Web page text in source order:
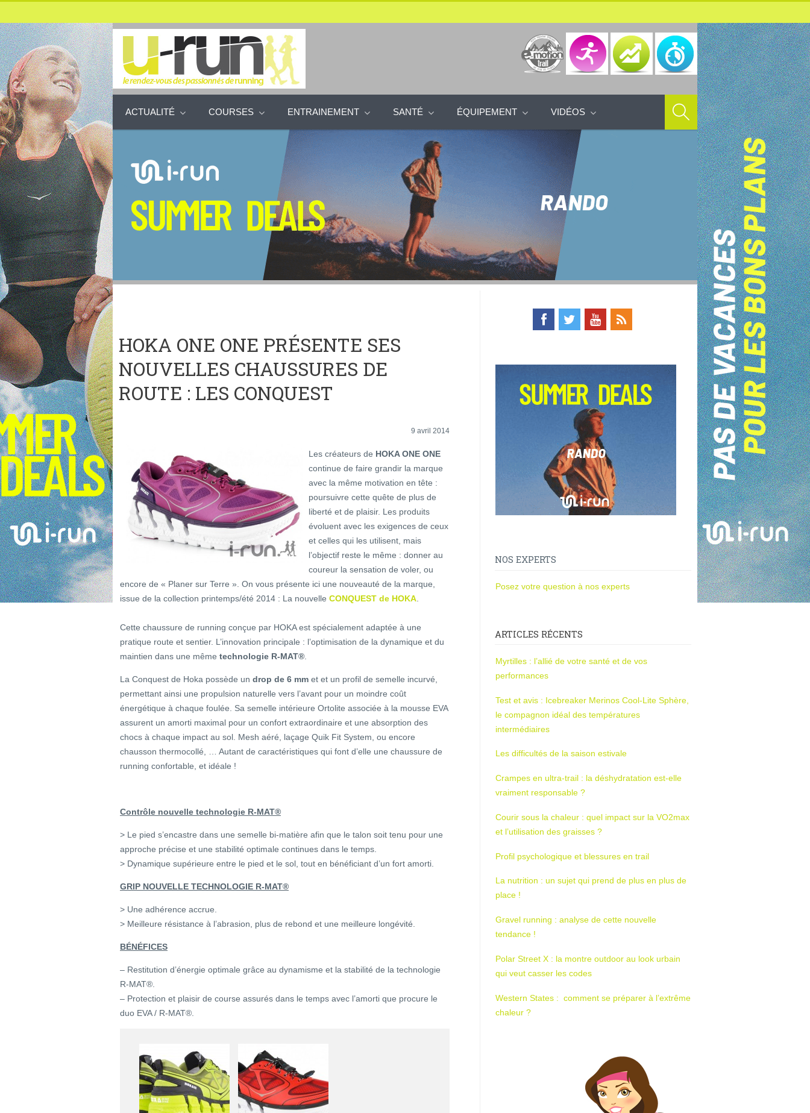
ACTUALITÉ COURSES ENTRAINEMENT SANTÉ ÉQUIPEMENT VIDÉOS
HOKA ONE ONE PRÉSENTE SES
NOUVELLES CHAUSSURES DE
ROUTE : LES CONQUEST
9 avril 2014
Les créateurs de HOKA ONE ONE
continue de faire grandir la marque
avec la même motivation en tête :
poursuivre cette quête de plus de
liberté et de plaisir. Les produits
évoluent avec les exigences de ceux
et celles qui les utilisent, mais
l’objectif reste le même : donner au
coureur la sensation de voler, ou
encore de « Planer sur Terre ». On vous présente ici une nouveauté de la marque,
issue de la collection printemps/été 2014 : La nouvelle CONQUEST de HOKA
Cette chaussure de running conçue par HOKA est spécialement adaptée à une
pratique route et sentier. L’innovation principale : l’optimisation de la dynamique et du
maintien dans une même technologie R-MAT®
La Conquest de Hoka possède un drop de 6 mm et et un profil de semelle incurvé,
permettant ainsi une propulsion naturelle vers l’avant pour un moindre coût
énergétique à chaque foulée. Sa semelle intérieure Ortolite associée à la mousse EVA
assurent un amorti maximal pour un confort extraordinaire et une absorption des
chocs à chaque impact au sol. Mesh aéré, laçage Quik Fit System, ou encore
chausson thermocollé, … Autant de caractéristiques qui font d’elle une chaussure de
running confortable, et idéale !
Contrôle nouvelle technologie R-MAT®
> Le pied s’encastre dans une semelle bi-matière afin que le talon soit tenu pour une
approche précise et une stabilité optimale continues dans le temps.
> Dynamique supérieure entre le pied et le sol, tout en bénéficiant d’un fort amorti.
GRIP NOUVELLE TECHNOLOGIE R-MAT®
> Une adhérence accrue.
> Meilleure résistance à l’abrasion, plus de rebond et une meilleure longévité.
BÉNÉFICES
– Restitution d’énergie optimale grâce au dynamisme et la stabilité de la technologie
R-MAT®.
– Protection et plaisir de course assurés dans le temps avec l’amorti que procure le
duo EVA / R-MAT®.
NOS EXPERTS
Posez votre question à nos experts
ARTICLES RÉCENTS
Myrtilles : l’allié de votre santé et de vos
performances
Test et avis : Icebreaker Merinos Cool-Lite Sphère,
le compagnon idéal des températures
intermédiaires
Les difficultés de la saison estivale
Crampes en ultra-trail : la déshydratation est-elle
vraiment responsable ?
Courir sous la chaleur : quel impact sur la VO2max
et l’utilisation des graisses ?
Profil psychologique et blessures en trail
La nutrition : un sujet qui prend de plus en plus de
place !
Gravel running : analyse de cette nouvelle
tendance !
Polar Street X : la montre outdoor au look urbain
qui veut casser les codes
Western States : comment se préparer à l’extrême
chaleur ?